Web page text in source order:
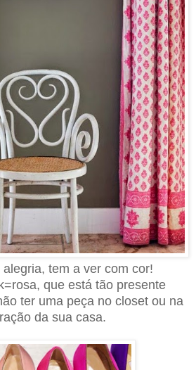
tem a ver com cor!
que está tão presente
ter uma peça no closet ou na
da sua casa.